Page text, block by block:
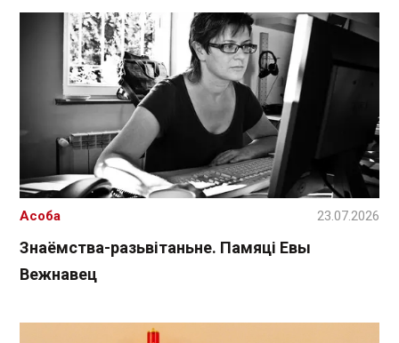
Знаёмства-разьвітаньне. Памяці Евы
Вежнавец
Асоба 23.07.2026